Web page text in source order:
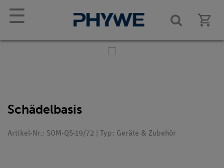
☰
Schädelbasis
Artikel-Nr.: SOM-QS-19/72 | Typ: Geräte & Zubehör